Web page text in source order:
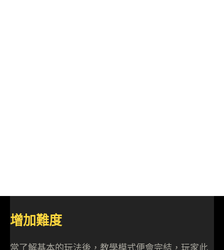
增加難度
當了解基本的玩法後，教學模式便會完結，玩家此